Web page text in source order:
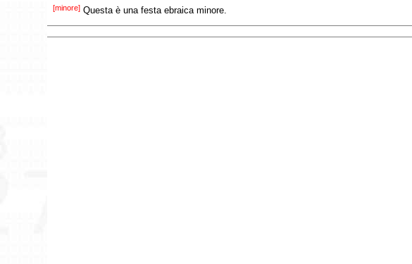
[minore] Questa è una festa ebraica minore.